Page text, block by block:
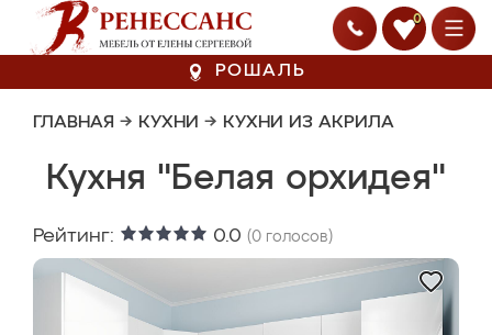
0
РОШАЛЬ
ГЛАВНАЯ → КУХНИ → КУХНИ ИЗ АКРИЛА
Кухня "Белая орхидея"
Рейтинг: 0.0 (0 голосов)